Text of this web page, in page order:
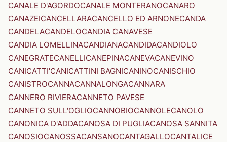
CANALE D'AGORDOCANALE MONTERANOCANARO
CANAZEICANCELLARACANCELLO ED ARNONECANDA
CANDELACANDELOCANDIA CANAVESE
CANDIA LOMELLINACANDIANACANDIDACANDIOLO
CANEGRATECANELLICANEPINACANEVACANEVINO
CANICATTI'CANICATTINI BAGNICANINOCANISCHIO
CANISTROCANNACANNALONGACANNARA
CANNERO RIVIERACANNETO PAVESE
CANNETO SULL'OGLIOCANNOBIOCANNOLECANOLO
CANONICA D'ADDACANOSA DI PUGLIACANOSA SANNITA
CANOSIOCANOSSACANSANOCANTAGALLOCANTALICE